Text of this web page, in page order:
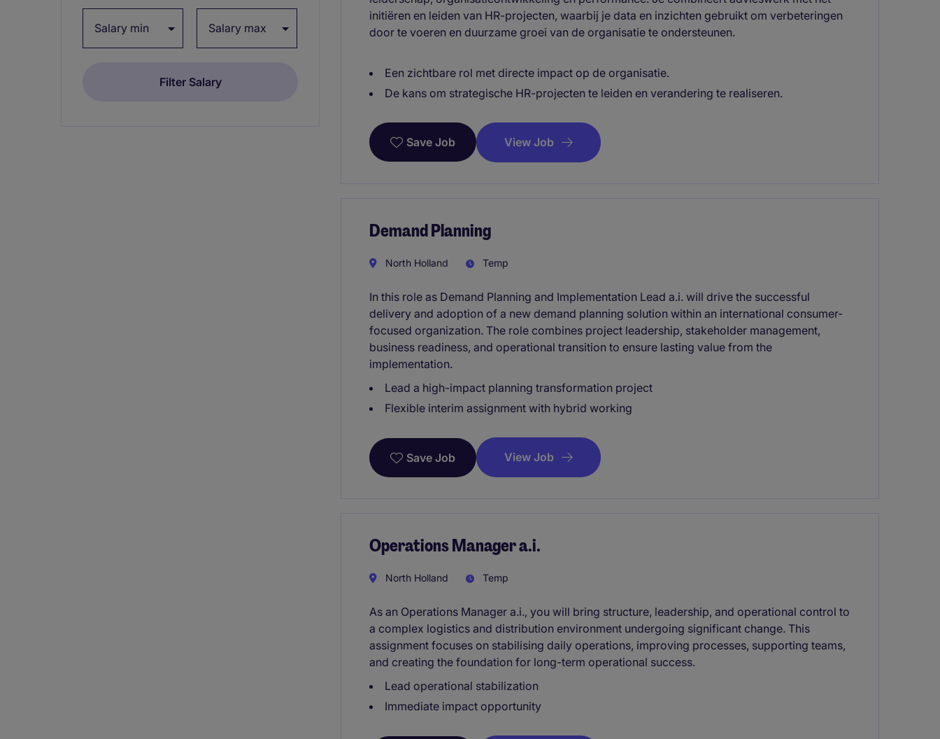
initiëren en leiden van HR-projecten, waarbij je data en inzichten gebruikt om verbeteringen
door te voeren en duurzame groei van de organisatie te ondersteunen.
Een zichtbare rol met directe impact op de organisatie.
De kans om strategische HR-projecten te leiden en verandering te realiseren.
Save Job View Job
Demand Planning
North Holland Temp
In this role as Demand Planning and Implementation Lead a.i. will drive the successful
delivery and adoption of a new demand planning solution within an international consumer-
focused organization. The role combines project leadership, stakeholder management,
business readiness, and operational transition to ensure lasting value from the
implementation.
Lead a high-impact planning transformation project
Flexible interim assignment with hybrid working
Save Job View Job
Operations Manager a.i.
North Holland Temp
As an Operations Manager a.i., you will bring structure, leadership, and operational control to
a complex logistics and distribution environment undergoing significant change. This
assignment focuses on stabilising daily operations, improving processes, supporting teams,
and creating the foundation for long-term operational success.
Lead operational stabilization
Immediate impact opportunity